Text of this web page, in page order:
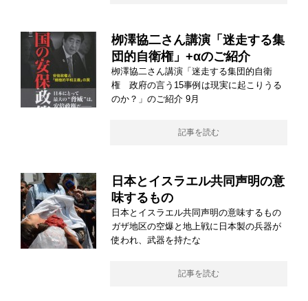
栁澤協二さん講演「迷走する集
団的自衛権」+αのご紹介
栁澤協二さん講演「迷走する集団的自衛
権 政府の言う15事例は現実に起こりうる
のか？」のご紹介 9月
記事を読む
日本とイスラエル共同声明の意
味するもの
日本とイスラエル共同声明の意味するもの
ガザ地区の空爆と地上戦に日本製の兵器が
使われ、武器を持たな
記事を読む